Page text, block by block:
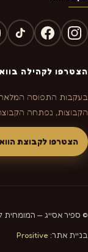
הצטרפו לקהילה
בעקבות התפוסה
הקבוצות, נפתחה
הצטרפו לקבוצת
© ספיר אסייג — המומחית
בניית אתר: Prositive